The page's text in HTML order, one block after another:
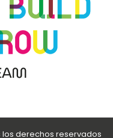
los derechos reservados